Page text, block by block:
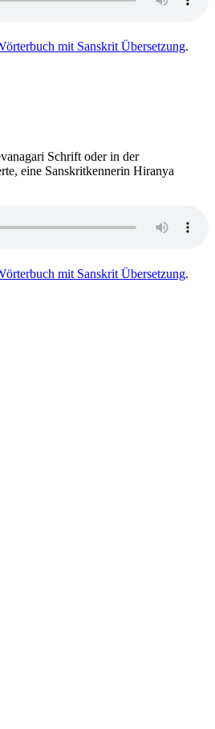
mit Sanskrit Übersetzung.
Schrift oder in der
eine Sanskritkennerin Hiranya
mit Sanskrit Übersetzung.